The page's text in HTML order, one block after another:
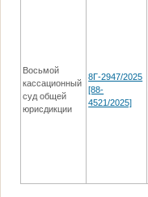
Восьмой
кассационный
суд общей
юрисдикции
8Г-2947/2025
[88-
4521/2025]